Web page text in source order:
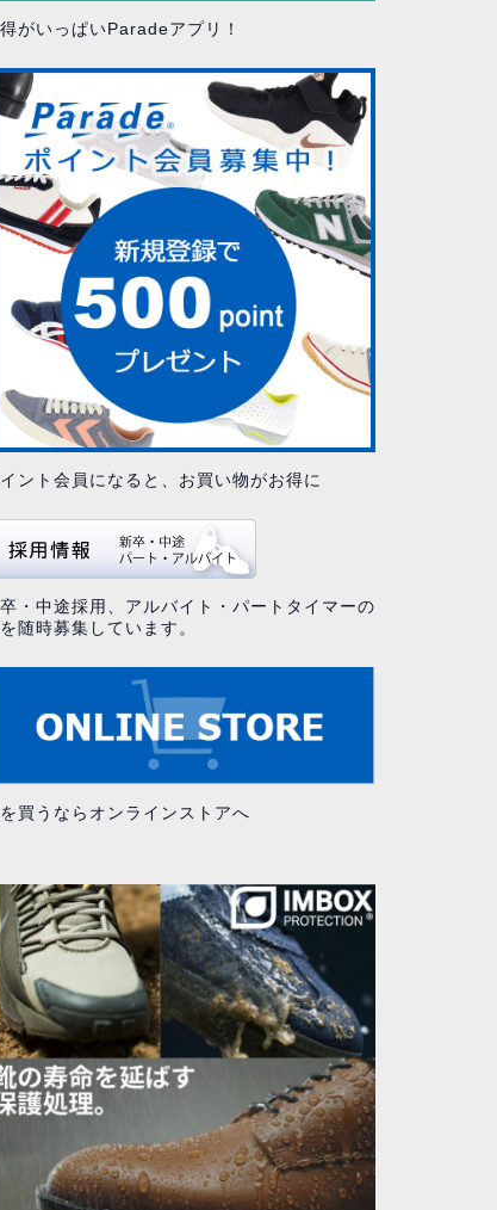
がいっぱいParadeアプリ！
ント会員になると、お買い物がお得に
・中途採用、アルバイト・パートタイマーの
随時募集しています。
買うならオンラインストアへ